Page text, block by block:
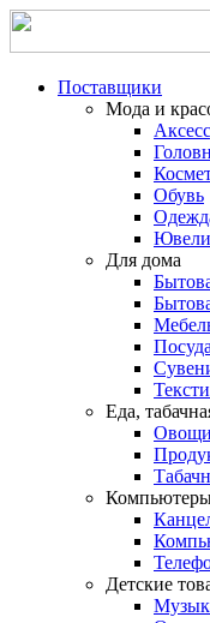
Поставщики
Мода и
Обувь
Для дома
Посуда
Еда,
Детские